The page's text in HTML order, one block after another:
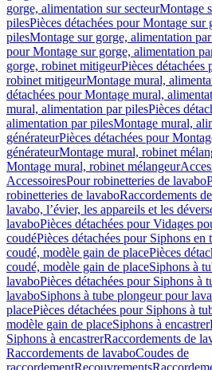
gorge, alimentation sur secteurMontage
pilesPièces détachées pour Montage
pilesMontage sur gorge, alimentation
pour Montage sur gorge, alimentation
gorge, robinet mitigeurPièces
robinet mitigeurMontage mural,
détachées pour Montage mural,
mural, alimentation par pilesPièces
alimentation par pilesMontage mural,
générateurPièces détachées pour
générateurMontage mural, robinet
Montage mural, robinet mélangeur
AccessoiresPour robinetteries de lavabo
robinetteries de lavaboRaccordements
lavabo, l’évier, les appareils et les
lavaboPièces détachées pour Vidages
coudéPièces détachées pour Siphons en
coudé, modèle gain de placePièces
coudé, modèle gain de placeSiphons à
lavaboPièces détachées pour Siphons à
lavaboSiphons à tube plongeur pour
placePièces détachées pour Siphons à
modèle gain de placeSiphons à encastrer
Siphons à encastrerRaccordements de
Raccordements de lavaboCoudes de
raccordementRecouvrements